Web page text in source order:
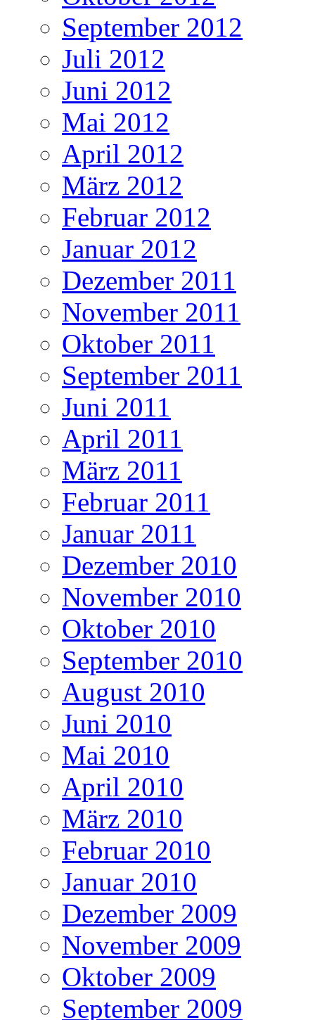
September 2012
Juli 2012
Juni 2012
Mai 2012
April 2012
März 2012
Februar 2012
Januar 2012
Dezember 2011
November 2011
Oktober 2011
September 2011
Juni 2011
April 2011
März 2011
Februar 2011
Januar 2011
Dezember 2010
November 2010
Oktober 2010
September 2010
August 2010
Juni 2010
Mai 2010
April 2010
März 2010
Februar 2010
Januar 2010
Dezember 2009
November 2009
Oktober 2009
September 2009